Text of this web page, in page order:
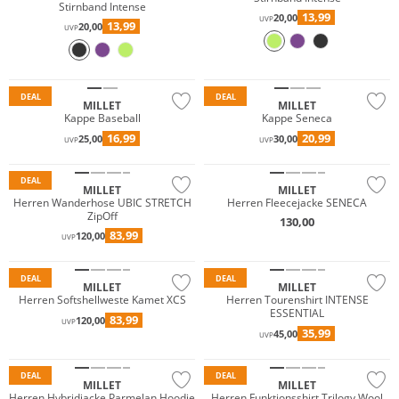
Stirnband Intense
UVP20,00 13,99 UVP20,00 13,99
DEAL
MILLET
Kappe Baseball
UVP25,00 16,99
DEAL
MILLET
Kappe Seneca
UVP30,00 20,99
DEAL
MILLET
Herren Wanderhose UBIC STRETCH
ZipOff
UVP120,00 83,99
MILLET
Herren Fleecejacke SENECA
130,00
DEAL
MILLET
Herren Softshellweste Kamet XCS
UVP120,00 83,99
DEAL
MILLET
Herren Tourenshirt INTENSE
ESSENTIAL
UVP45,00 35,99
DEAL
MILLET
DEAL
MILLET